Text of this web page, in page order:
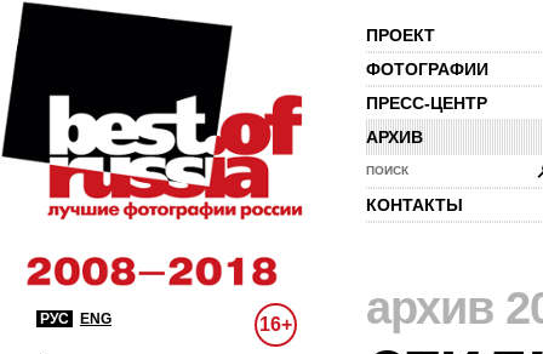
ПРОЕКТ
ФОТОГРАФИИ
ПРЕСС-ЦЕНТР
АРХИВ
ПОИСК
КОНТАКТЫ
РУС ENG 16+ архив